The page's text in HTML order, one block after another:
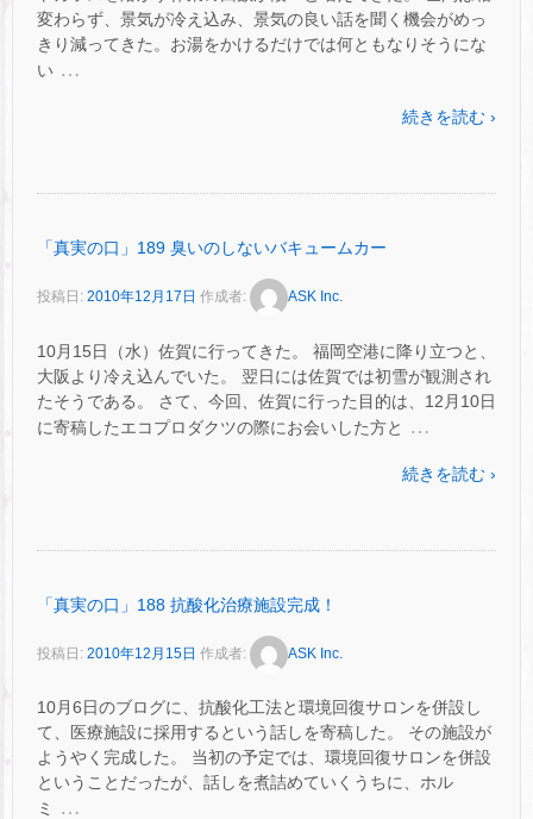
変わらず、景気が冷え込み、景気の良い話を聞く機会がめっ
きり減ってきた。お湯をかけるだけでは何ともなりそうにな
い …
続きを読む ›
「真実の口」189 臭いのしないバキュームカー
投稿日: 2010年12月17日 作成者: ASK Inc.
10月15日（水）佐賀に行ってきた。 福岡空港に降り立つと、
大阪より冷え込んでいた。 翌日には佐賀では初雪が観測され
たそうである。 さて、今回、佐賀に行った目的は、12月10日
に寄稿したエコプロダクツの際にお会いした方と
…
続きを読む ›
「真実の口」188 抗酸化治療施設完成！
投稿日: 2010年12月15日 作成者: ASK Inc.
10月6日のブログに、抗酸化工法と環境回復サロンを併設し
て、医療施設に採用するという話しを寄稿した。 その施設が
ようやく完成した。 当初の予定では、環境回復サロンを併設
ということだったが、話しを煮詰めていくうちに、ホル
ミ
…